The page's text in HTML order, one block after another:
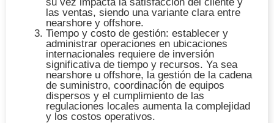
las ventas, siendo una variante clara entre
nearshore y offshore.
Tiempo y costo de gestión: establecer y
administrar operaciones en ubicaciones
internacionales requiere de inversión
significativa de tiempo y recursos. Ya sea
nearshore u offshore, la gestión de la cadena
de suministro, coordinación de equipos
dispersos y el cumplimiento de las
regulaciones locales aumenta la complejidad
y los costos operativos.